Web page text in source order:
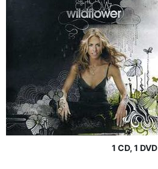
1 CD, 1 DVD